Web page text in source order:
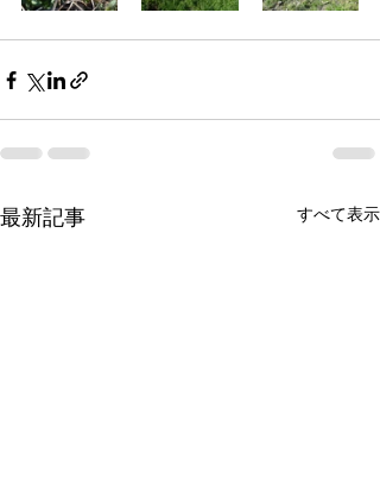
最新記事 すべて表示